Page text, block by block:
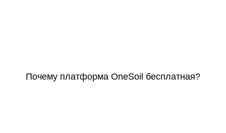
Почему платформа OneSoil бесплатная?